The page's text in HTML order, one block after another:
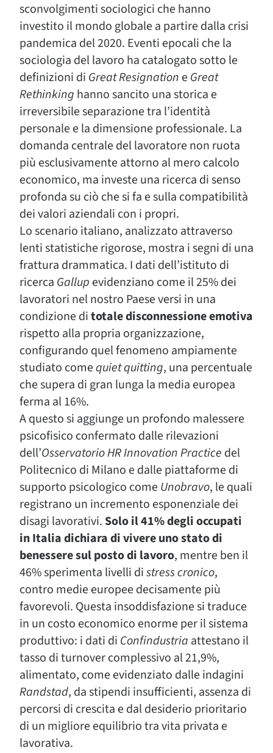
sconvolgimenti sociologici che hanno
investito il mondo globale a partire dalla crisi
pandemica del 2020. Eventi epocali che la
sociologia del lavoro ha catalogato sotto le
definizioni di Great Resignation eGreat
Rethinking hanno sancito una storica e
irreversibile separazione tra l’identità
personale e la dimensione professionale. La
domanda centrale del lavoratore non ruota
più esclusivamente attorno al mero calcolo
economico, ma investe una ricerca di senso
profonda su ciò che si fa e sulla compatibilità
dei valori aziendali con i propri.
Lo scenario italiano, analizzato attraverso
lenti statistiche rigorose, mostra i segni di una
frattura drammatica. I dati dell’istituto di
ricerca Gallup evidenziano come il 25% dei
lavoratori nel nostro Paese versi in una
condizione ditotale disconnessione emotiva
rispetto alla propria organizzazione,
configurando quel fenomeno ampiamente
studiato comequiet quitting, una percentuale
che supera di gran lunga la media europea
ferma al 16%.
A questo si aggiunge un profondo malessere
psicofisico confermato dalle rilevazioni
dell’Osservatorio HR Innovation Practice del
Politecnico di Milano e dalle piattaforme di
supporto psicologico comeUnobravo, le quali
registrano un incremento esponenziale dei
disagi lavorativi. Solo il 41% degli occupati
in Italia dichiara di vivere uno stato di
benessere sul posto di lavoro, mentre ben il
46% sperimenta livelli distress cronico,
contro medie europee decisamente più
favorevoli. Questa insoddisfazione si traduce
in un costo economico enorme per il sistema
produttivo: i dati di Confindustria attestano il
tasso di turnover complessivo al 21,9%,
alimentato, come evidenziato dalle indagini
Randstad, da stipendi insufficienti, assenza di
percorsi di crescita e dal desiderio prioritario
di un migliore equilibrio tra vita privata e
lavorativa.